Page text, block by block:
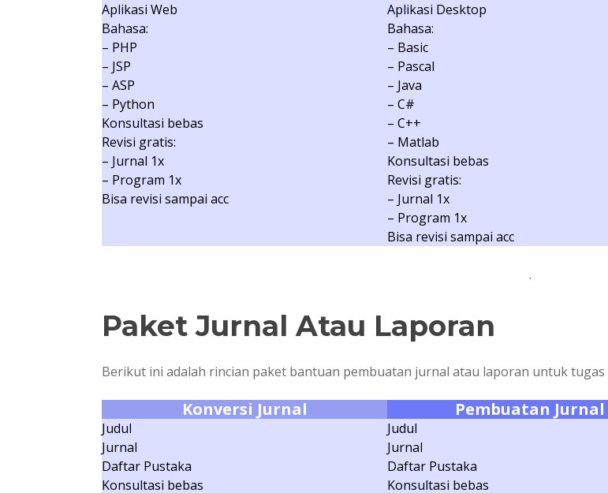
Aplikasi Web
Bahasa:
– PHP
– JSP
– ASP
– Python
Konsultasi bebas
Revisi gratis:
– Jurnal 1x
– Program 1x
Bisa revisi sampai acc
Aplikasi Desktop
Bahasa:
– Basic
– Pascal
– Java
– C#
– C++
– Matlab
Konsultasi bebas
Revisi gratis:
– Jurnal 1x
– Program 1x
Bisa revisi sampai acc
.
Paket Jurnal Atau Laporan
Berikut ini adalah rincian paket bantuan pembuatan jurnal atau laporan untuk tugas
Konversi Jurnal
Judul
Jurnal
Daftar Pustaka
Konsultasi bebas
Pembuatan Jurnal
Judul
Jurnal
Daftar Pustaka
Konsultasi bebas